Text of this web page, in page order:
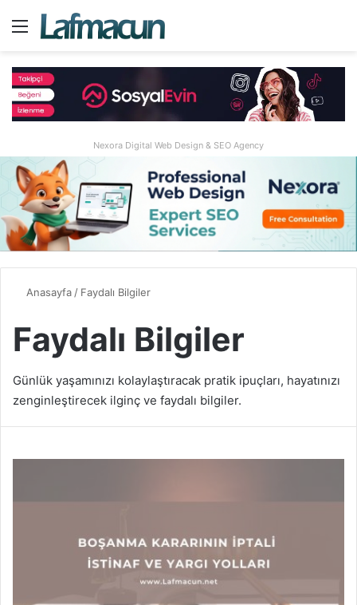
Menü
Nexora Digital Web Design & SEO Agency
Anasayfa/ Faydalı Bilgiler
Faydalı Bilgiler
Günlük yaşamınızı kolaylaştıracak pratik ipuçları, hayatınızı
zenginleştirecek ilginç ve faydalı bilgiler.